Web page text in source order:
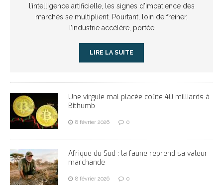
l’intelligence artificielle, les signes d’impatience des
marchés se multiplient. Pourtant, loin de freiner,
l’industrie accélère, portée
LIRE LA SUITE
Une virgule mal placée coûte 40 milliards à
Bithumb
8 février 2026 0
Afrique du Sud : la faune reprend sa valeur
marchande
8 février 2026 0